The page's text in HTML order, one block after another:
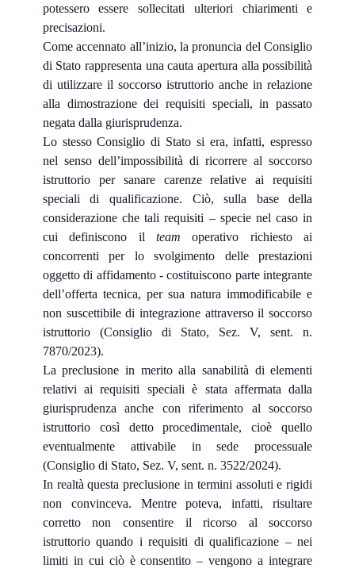
potessero essere sollecitati ulteriori chiarimenti e
precisazioni.
Come accennato all’inizio, la pronuncia del Consiglio
di Stato rappresenta una cauta apertura alla possibilità
di utilizzare il soccorso istruttorio anche in relazione
alla dimostrazione dei requisiti speciali, in passato
negata dalla giurisprudenza.
Lo stesso Consiglio di Stato si era, infatti, espresso
nel senso dell’impossibilità di ricorrere al soccorso
istruttorio per sanare carenze relative ai requisiti
speciali di qualificazione. Ciò, sulla base della
considerazione che tali requisiti – specie nel caso in
cui definiscono il team operativo richiesto ai
concorrenti per lo svolgimento delle prestazioni
oggetto di affidamento - costituiscono parte integrante
dell’offerta tecnica, per sua natura immodificabile e
non suscettibile di integrazione attraverso il soccorso
istruttorio (Consiglio di Stato, Sez. V, sent. n.
7870/2023).
La preclusione in merito alla sanabilità di elementi
relativi ai requisiti speciali è stata affermata dalla
giurisprudenza anche con riferimento al soccorso
istruttorio così detto procedimentale, cioè quello
eventualmente attivabile in sede processuale
(Consiglio di Stato, Sez. V, sent. n. 3522/2024).
In realtà questa preclusione in termini assoluti e rigidi
non convinceva. Mentre poteva, infatti, risultare
corretto non consentire il ricorso al soccorso
istruttorio quando i requisiti di qualificazione – nei
limiti in cui ciò è consentito – vengono a integrare